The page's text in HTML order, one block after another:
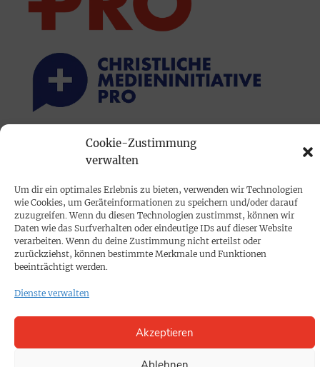
Cookie-Zustimmung
verwalten
Um dir ein optimales Erlebnis zu bieten, verwenden wir Technologien
wie Cookies, um Geräteinformationen zu speichern und/oder darauf
zuzugreifen. Wenn du diesen Technologien zustimmst, können wir
Daten wie das Surfverhalten oder eindeutige IDs auf dieser Website
verarbeiten. Wenn du deine Zustimmung nicht erteilst oder
zurückziehst, können bestimmte Merkmale und Funktionen
beeinträchtigt werden.
Dienste verwalten
Akzeptieren
PRINTAUSGABE
PROKOMPAKT
Impressum
SPENDEN
Datenschutz